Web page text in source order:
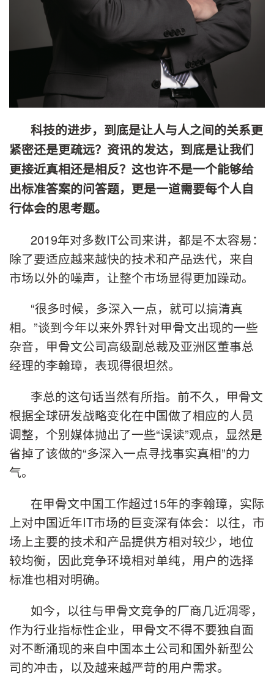
科技的进步，到底是让人与人之间的关系更
紧密还是更疏远？资讯的发达，到底是让我们
更接近真相还是相反？这也许不是一个能够给
出标准答案的问答题，更是一道需要每个人自
行体会的思考题。
2019年对多数IT公司来讲，都是不太容易：
除了要适应越来越快的技术和产品迭代，来自
市场以外的噪声，让整个市场显得更加躁动。
“很多时候，多深入一点，就可以搞清真
相。”谈到今年以来外界针对甲骨文出现的一些
杂音，甲骨文公司高级副总裁及亚洲区董事总
经理的李翰璋，表现得很坦然。
李总的这句话当然有所指。前不久，甲骨文
根据全球研发战略变化在中国做了相应的人员
调整，个别媒体抛出了一些“误读”观点，显然是
省掉了该做的“多深入一点寻找事实真相”的力
气。
在甲骨文中国工作超过15年的李翰璋，实际
上对中国近年IT市场的巨变深有体会：以往，市
场上主要的技术和产品提供方相对较少，地位
较均衡，因此竞争环境相对单纯，用户的选择
标准也相对明确。
如今，以往与甲骨文竞争的厂商几近凋零，
作为行业指标性企业，甲骨文不得不要独自面
对不断涌现的来自中国本土公司和国外新型公
司的冲击，以及越来越严苛的用户需求。